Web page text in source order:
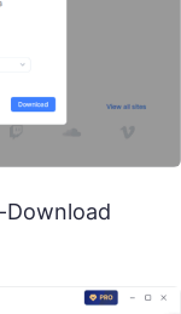
Download